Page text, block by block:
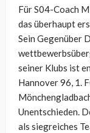
Für S04-Coach
das überhaupt
Sein Gegenüber
seiner Klubs ist
Hannover 96, 1.
Unentschieden.
als siegreiches